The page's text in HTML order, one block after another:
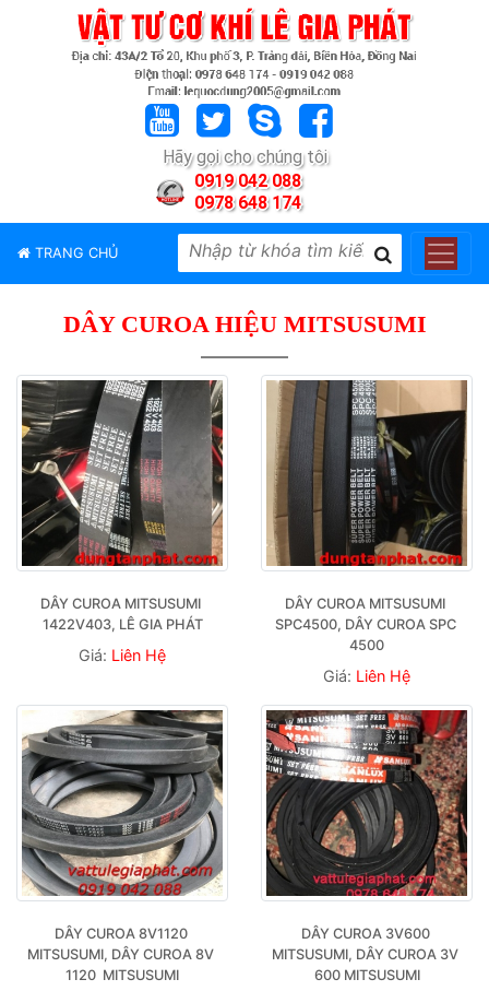
Hãy gọi cho chúng tôi
0919 042 088
0978 648 174
TRANG CHỦ
PHẨM
HIỆU
LIÊN
HỆ
DÂY CUROA HIỆU MITSUSUMI
DÂY CUROA MITSUSUMI
1422V403, LÊ GIA PHÁT
Giá: Liên Hệ
DÂY CUROA MITSUSUMI
SPC4500, DÂY CUROA SPC
4500
Giá: Liên Hệ
DÂY CUROA 8V1120
MITSUSUMI, DÂY CUROA 8V
1120  MITSUSUMI
DÂY CUROA 3V600
MITSUSUMI, DÂY CUROA 3V
600 MITSUSUMI